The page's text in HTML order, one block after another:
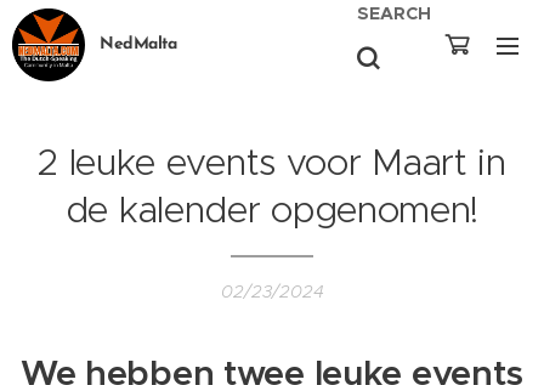
NedMalta
SEARCH
2 leuke events voor Maart in
de kalender opgenomen!
02/23/2024
We hebben twee leuke events